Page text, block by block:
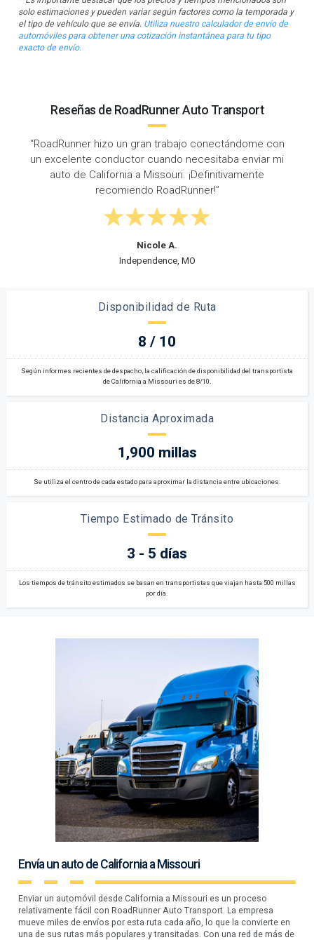
solo estimaciones y pueden variar según factores como la temporada y
el tipo de vehículo que se envía. Utiliza nuestro calculador de envío de
automóviles para obtener una cotización instantánea para tu tipo
exacto de envío.
Reseñas de RoadRunner Auto Transport
con
mi
“Envié mi auto de California a Missouri con
y hicieron un trabajo fantástico.
actualizaciones consistentes y me
informado en todo momento.”
San Jose, CA
Disponibilidad de Ruta
8 / 10
Según informes recientes de despacho, la calificación de disponibilidad del transportista
de California a Missouri es de 8/10.
Distancia Aproximada
1,900 millas
Se utiliza el centro de cada estado para aproximar la distancia entre ubicaciones.
Tiempo Estimado de Tránsito
3 - 5 días
Los tiempos de tránsito estimados se basan en transportistas que viajan hasta 500 millas
por día.
Envía un auto de California a Missouri
Enviar un automóvil desde California a Missouri es un proceso
relativamente fácil con RoadRunner Auto Transport. La empresa
mueve miles de envíos por esta ruta cada año, lo que la convierte en
una de sus rutas más populares y transitadas. Con una red de más de